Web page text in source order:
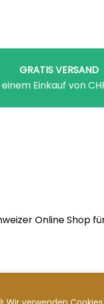
GRATIS VERSAND
Einkauf von
Online Shop